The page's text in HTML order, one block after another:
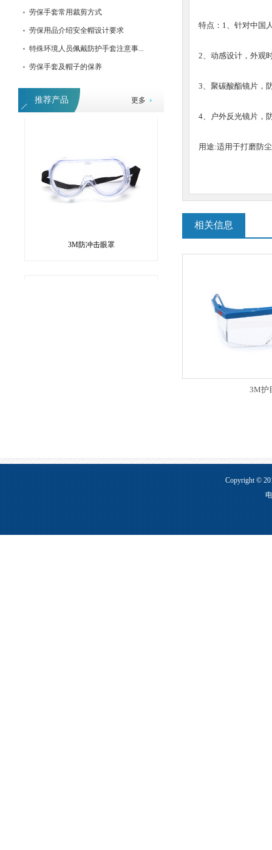
劳保手套常用裁剪方式
劳保用品介绍安全帽设计要求
特殊环境人员佩戴防护手套注意事...
劳保手套及帽子的保养
更多
推荐产品
特点：1、针对中国
2、动感设计，外观
3、聚碳酸酯镜片，
4、户外反光镜片，
用途:适用于打磨防
相关信息
3M护
Copyright ©